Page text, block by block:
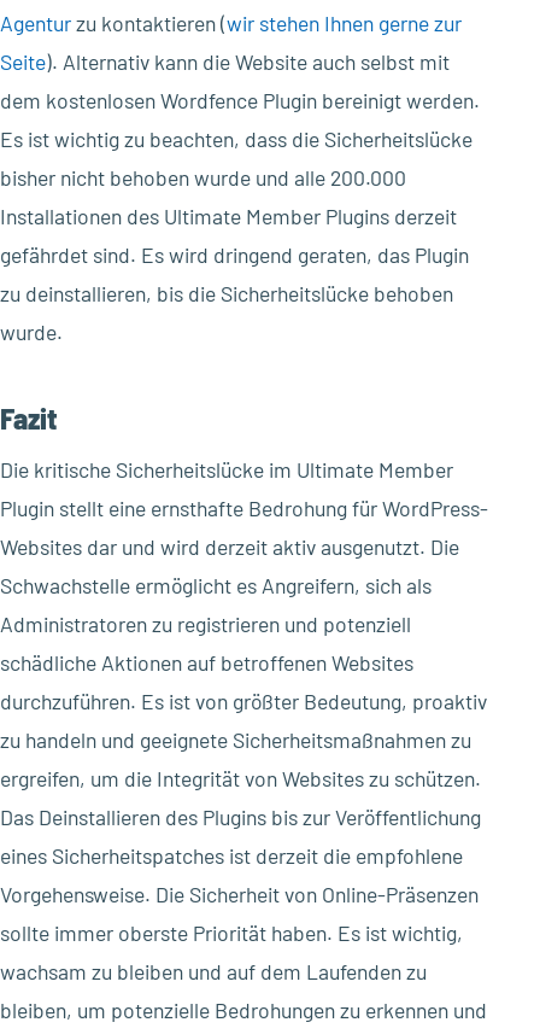
Agenturzu kontaktieren (wir stehen Ihnen gerne zur
Seite). Alternativ kann die Website auch selbst mit
dem kostenlosen Wordfence Plugin bereinigt werden.
Es ist wichtig zu beachten, dass die Sicherheitslücke
bisher nicht behoben wurde und alle 200.000
Installationen des Ultimate Member Plugins derzeit
gefährdet sind. Es wird dringend geraten, das Plugin
zu deinstallieren, bis die Sicherheitslücke behoben
wurde.
Fazit
Die kritische Sicherheitslücke im Ultimate Member
Plugin stellt eine ernsthafte Bedrohung für WordPress-
Websites dar und wird derzeit aktiv ausgenutzt. Die
Schwachstelle ermöglicht es Angreifern, sich als
Administratoren zu registrieren und potenziell
schädliche Aktionen auf betroffenen Websites
durchzuführen. Es ist von größter Bedeutung, proaktiv
zu handeln und geeignete Sicherheitsmaßnahmen zu
ergreifen, um die Integrität von Websites zu schützen.
Das Deinstallieren des Plugins bis zur Veröffentlichung
eines Sicherheitspatches ist derzeit die empfohlene
Vorgehensweise. Die Sicherheit von Online-Präsenzen
sollte immer oberste Priorität haben. Es ist wichtig,
wachsam zu bleiben und auf dem Laufenden zu
bleiben, um potenzielle Bedrohungen zu erkennen und